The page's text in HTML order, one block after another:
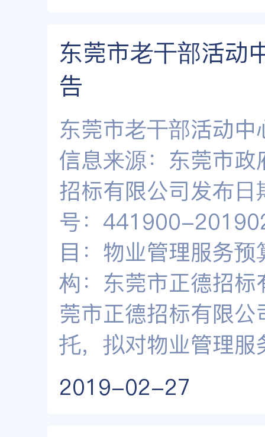
东莞市老干部活动
告
东莞市老干部活动
信息来源：东莞市
招标有限公司发布
号：441900-
目：物业管理服务
构：东莞市正德招
莞市正德招标有限
托，拟对物业管理
2019-02-27